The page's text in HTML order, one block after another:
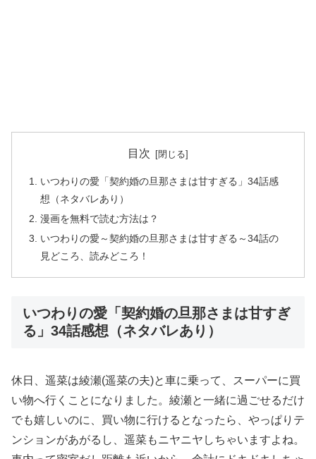
目次
いつわりの愛「契約婚の旦那さまは甘すぎる」34話感
想（ネタバレあり）
漫画を無料で読む方法は？
いつわりの愛～契約婚の旦那さまは甘すぎる～34話の
見どころ、読みどころ！
いつわりの愛「契約婚の旦那さまは甘すぎ
る」34話感想（ネタバレあり）
休日、遥菜は綾瀬(遥菜の夫)と車に乗って、スーパーに買
い物へ行くことになりました。綾瀬と一緒に過ごせるだけ
でも嬉しいのに、買い物に行けるとなったら、やっぱりテ
ンションがあがるし、遥菜もニヤニヤしちゃいますよね。